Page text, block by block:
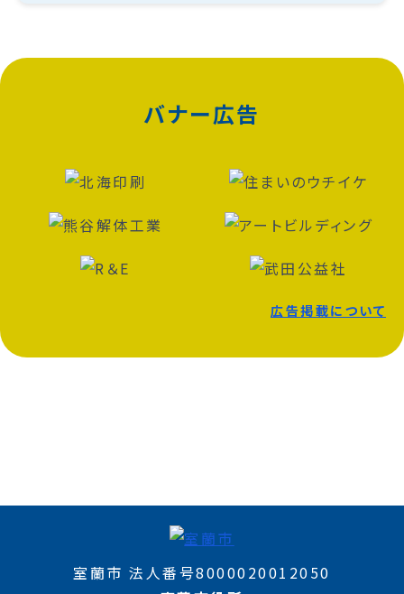
バナー広告
広告掲載について
室蘭市 法人番号8000020012050